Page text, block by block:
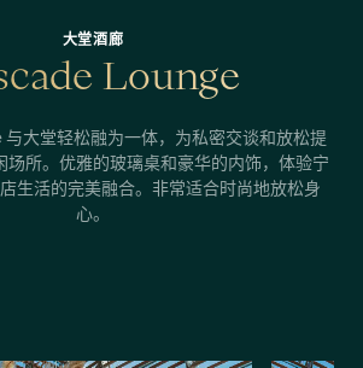
大堂酒廊
cade Lounge
大堂轻松融为一体，为私密交谈和放松提
场所。优雅的玻璃桌和豪华的内饰，体验宁
生活的完美融合。非常适合时尚地放松身
心。